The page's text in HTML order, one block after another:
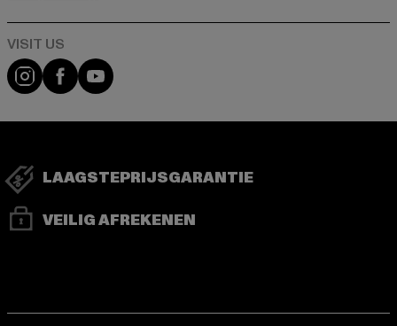
Visit our Instagram page:
Visit our Facebook page:
Visit our YouTube channel:
LAAGSTEPRIJSGARANTIE
VEILIG AFREKENEN